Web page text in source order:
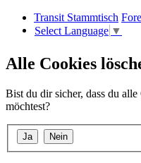
Transit Stammtisch
Select Language ▼
Alle Cookies
Bist du dir sicher, dass du
möchtest?